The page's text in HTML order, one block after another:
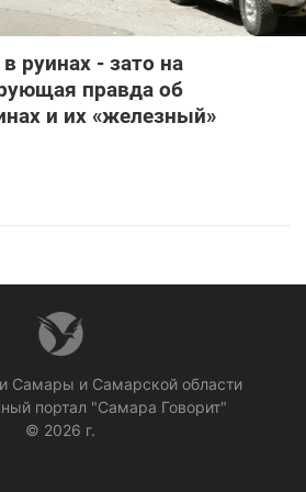
руинах - зато на
правда об
и их «железный»
Самары и Самарской области
портал "Самара Говорит"
© 2026 г.